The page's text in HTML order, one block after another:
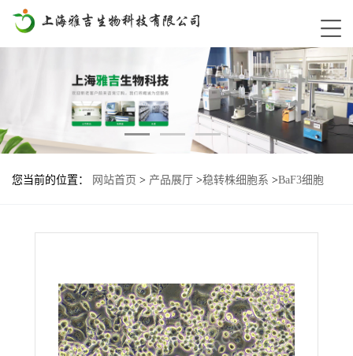
您当前的位置： 网站首页 > 产品展厅 >稳转株细胞系 >BaF3细胞